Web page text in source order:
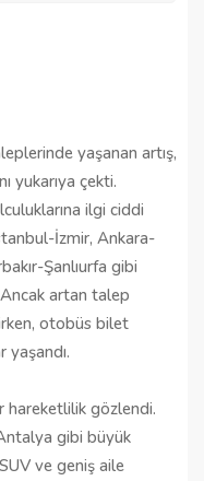
yaşanan artış,
yukarıya çekti.
ilgi ciddi
İzmir, Ankara-
Şanlıurfa gibi
artan talep
otobüs bilet
hareketlilik gözlendi.
gibi büyük
ve geniş aile